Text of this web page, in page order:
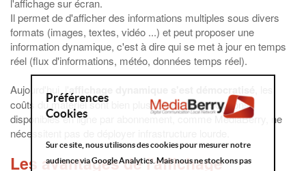
l'affichage sur écran.
Il permet de d'afficher des informations multiples sous divers
formats (images, textes, vidéo ...) et peut proposer une
information dynamique, c'est à dire qui se met à jour en temps
réel (flux d'informations, météo, données temps réel).
Aujourd'hui, l'
affichage dynamique s'est démocratisé
coûts du matériel sont bien plus faible et des solutions
disponibles en ligne par abonnement, comme MediaBerry, ne
nécessitent pas de déployer infrastructure lourde.
Les avantages de l'affichage
Préférences
Cookies
Sur ce site, nous utilisons des cookies pour mesurer notre
audience via Google Analytics. Mais nous ne stockons pas